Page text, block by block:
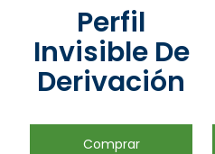
Perfil
Invisible De
Derivación
Comprar